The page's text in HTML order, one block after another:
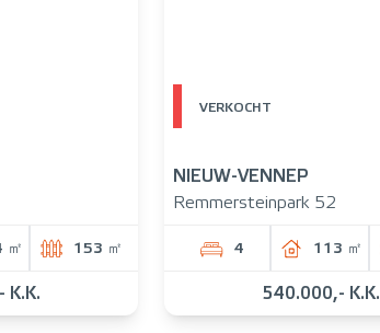
㎡ 153 ㎡
K.K.
VERKOCHT
NIEUW-VENNEP
Remmersteinpark 52
4 113 ㎡
540.000,- K.K.